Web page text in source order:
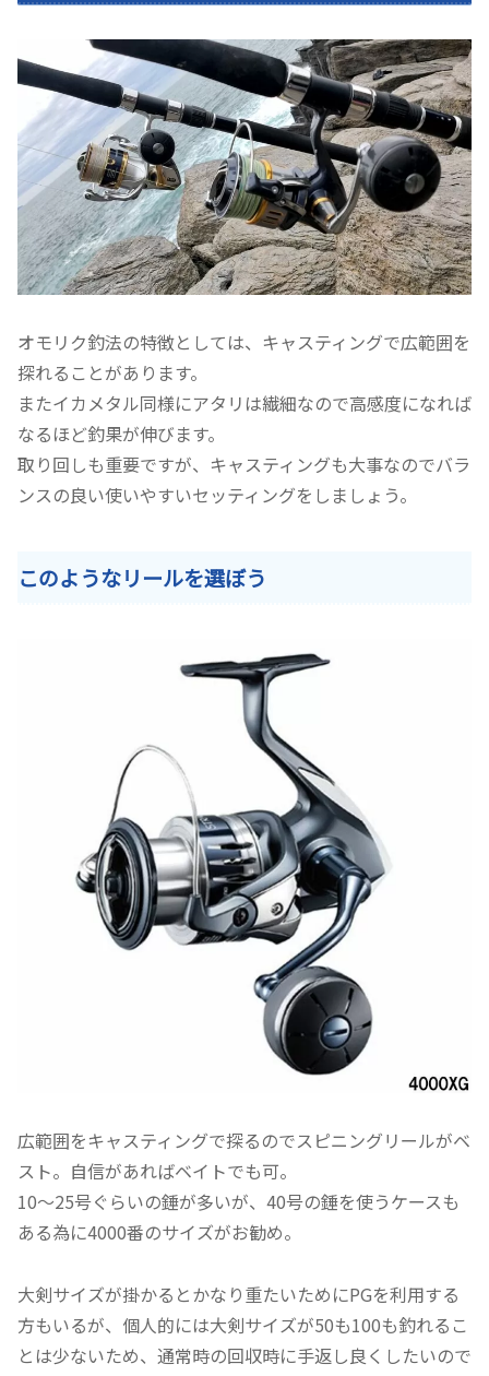
オモリク釣法の特徴としては、キャスティングで広範囲を
探れることがあります。
またイカメタル同様にアタリは繊細なので高感度になれば
なるほど釣果が伸びます。
取り回しも重要ですが、キャスティングも大事なのでバラ
ンスの良い使いやすいセッティングをしましょう。
このようなリールを選ぼう
広範囲をキャスティングで探るのでスピニングリールがベ
スト。自信があればベイトでも可。
10～25号ぐらいの錘が多いが、40号の錘を使うケースも
ある為に4000番のサイズがお勧め。
大剣サイズが掛かるとかなり重たいためにPGを利用する
方もいるが、個人的には大剣サイズが50も100も釣れるこ
とは少ないため、通常時の回収時に手返し良くしたいので